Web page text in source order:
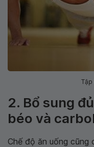
Tập
2. Bổ sung
béo và
Chế độ ăn uống cũng